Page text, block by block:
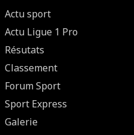
Actu sport
Actu Ligue 1 Pro
Résutats
Classement
Forum Sport
Sport Express
Galerie